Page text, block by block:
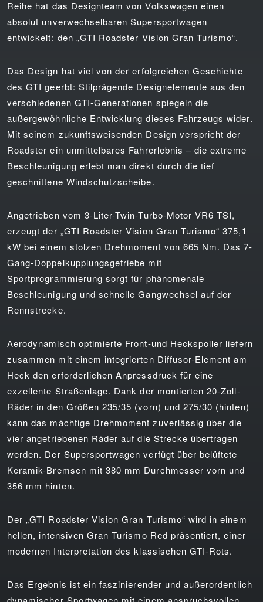
Reihe hat das Designteam von Volkswagen einen
absolut unverwechselbaren Supersportwagen
entwickelt: den „GTI Roadster Vision Gran Turismo“.
Das Design hat viel von der erfolgreichen Geschichte
des GTI geerbt: Stilprägende Designelemente aus den
verschiedenen GTI-Generationen spiegeln die
außergewöhnliche Entwicklung dieses Fahrzeugs wider.
Mit seinem zukunftsweisenden Design verspricht der
Roadster ein unmittelbares Fahrerlebnis – die extreme
Beschleunigung erlebt man direkt durch die tief
geschnittene Windschutzscheibe.
Angetrieben vom 3-Liter-Twin-Turbo-Motor VR6 TSI,
erzeugt der „GTI Roadster Vision Gran Turismo“ 375,1
kW bei einem stolzen Drehmoment von 665 Nm. Das 7-
Gang-Doppelkupplungsgetriebe mit
Sportprogrammierung sorgt für phänomenale
Beschleunigung und schnelle Gangwechsel auf der
Rennstrecke.
Aerodynamisch optimierte Front-und Heckspoiler liefern
zusammen mit einem integrierten Diffusor-Element am
Heck den erforderlichen Anpressdruck für eine
exzellente Straßenlage. Dank der montierten 20-Zoll-
Räder in den Größen 235/35 (vorn) und 275/30 (hinten)
kann das mächtige Drehmoment zuverlässig über die
vier angetriebenen Räder auf die Strecke übertragen
werden. Der Supersportwagen verfügt über belüftete
Keramik-Bremsen mit 380 mm Durchmesser vorn und
356 mm hinten.
Der „GTI Roadster Vision Gran Turismo“ wird in einem
hellen, intensiven Gran Turismo Red präsentiert, einer
modernen Interpretation des klassischen GTI-Rots.
Das Ergebnis ist ein faszinierender und außerordentlich